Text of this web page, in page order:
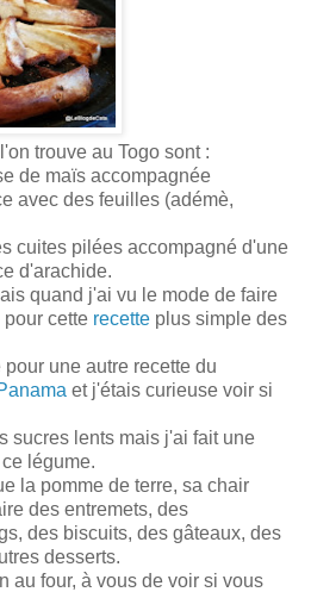
trouve au Togo sont :
de maïs accompagnée
avec des feuilles (adémè,
cuites pilées accompagné d'une
d'arachide.
quand j'ai vu le mode de faire
cette recette plus simple des
une autre recette du
et j'étais curieuse voir si
sucres lents mais j'ai fait une
légume.
la pomme de terre, sa chair
des entremets, des
des biscuits, des gâteaux, des
desserts.
au four, à vous de voir si vous